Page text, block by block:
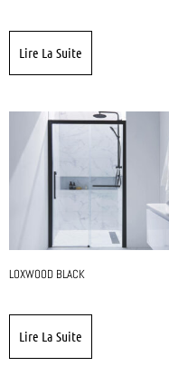
Lire La Suite
LOXWOOD BLACK
Lire La Suite